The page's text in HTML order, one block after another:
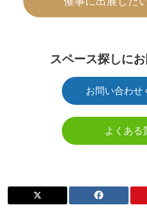
スペース探しに
お問い合わせ
よくある